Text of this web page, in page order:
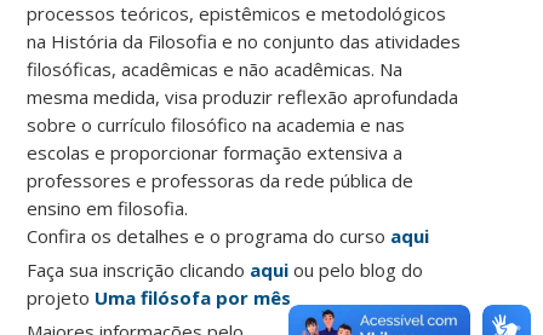
processos teóricos, epistêmicos e metodológicos
na História da Filosofia e no conjunto das atividades
filosóficas, acadêmicas e não acadêmicas. Na
mesma medida, visa produzir reflexão aprofundada
sobre o currículo filosófico na academia e nas
escolas e proporcionar formação extensiva a
professores e professoras da rede pública de
ensino em filosofia.
Confira os detalhes e o programa do curso aqui
Faça sua inscrição clicando aqui ou pelo blog do
projeto Uma filósofa por mês